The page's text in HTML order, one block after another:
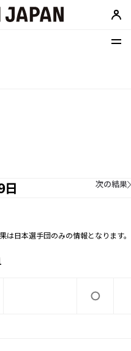
日 次の結果
は日本選手団のみの情報となります。